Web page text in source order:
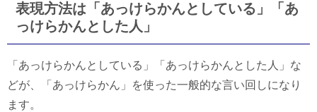
表現方法は「あっけらかんとしている」「あ
っけらかんとした人」
「あっけらかんとしている」「あっけらかんとした人」な
どが、「あっけらかん」を使った一般的な言い回しになり
ます。